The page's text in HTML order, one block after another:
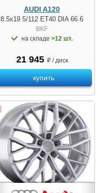
AUDI A120
8.5x19 5/112 ET40 DIA 66.6
BKF
на складе >12 шт.
21 945 ₽ / диск
купить